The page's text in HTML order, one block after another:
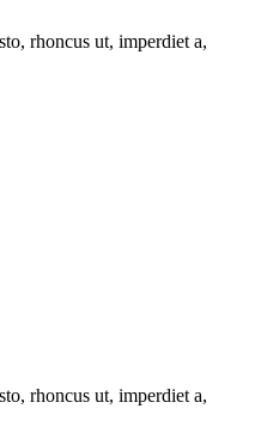
rhoncus ut, imperdiet a,
rhoncus ut, imperdiet a,